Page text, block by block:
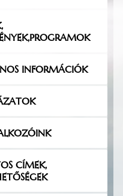
INFORMÁCIÓK
CÍMEK,